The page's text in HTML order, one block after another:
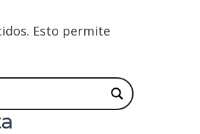
Esto permite